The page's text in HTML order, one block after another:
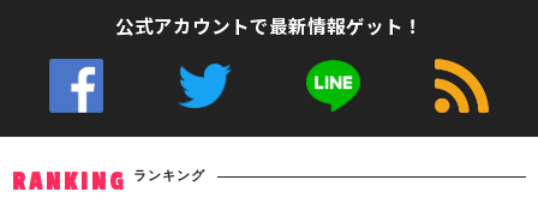
公式アカウントで最新情報ゲット！
RANKING ランキング